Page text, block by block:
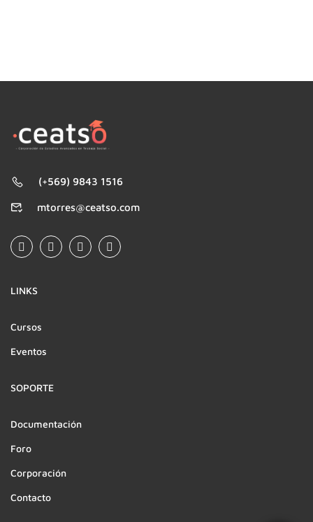
(+569) 9843 1516
mtorres@ceatso.com
LINKS
Cursos
Eventos
SOPORTE
Documentación
Foro
Corporación
Contacto